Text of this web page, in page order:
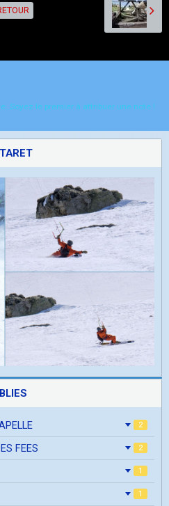
Soyez le premier à attribuer une note !
2
FEES 2
1
1